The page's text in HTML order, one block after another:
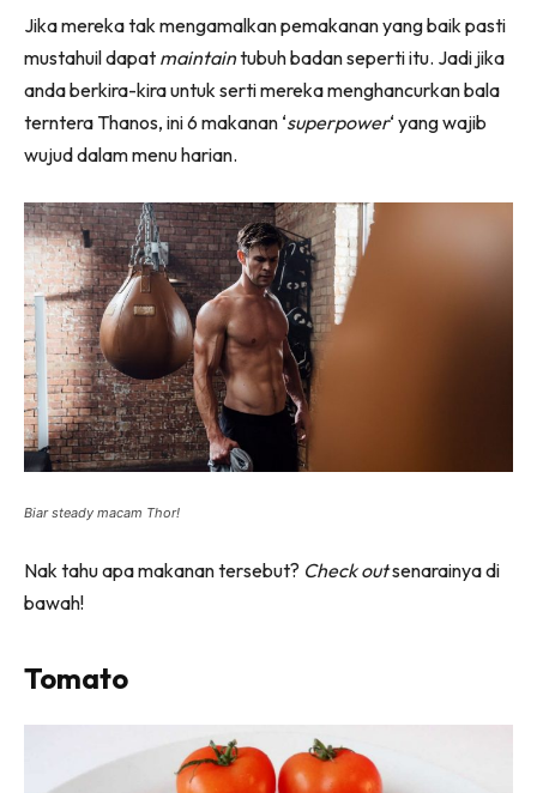
Jika mereka tak mengamalkan pemakanan yang baik pasti
mustahuil dapat maintaintubuh badan seperti itu. Jadi jika
anda berkira-kira untuk serti mereka menghancurkan bala
terntera Thanos, ini 6 makanan ‘superpower‘ yang wajib
wujud dalam menu harian.
Biar steady macam Thor!
Nak tahu apa makanan tersebut? Check outsenarainya di
bawah!
Tomato